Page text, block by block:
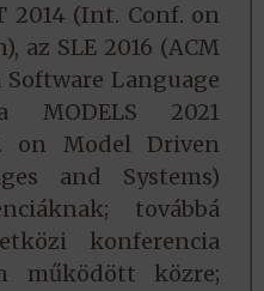
2014 (Int. Conf. on
az SLE 2016 (ACM
Software Language
MODELS 2021
on Model Driven
and Systems)
továbbá
konferencia
működött közre;